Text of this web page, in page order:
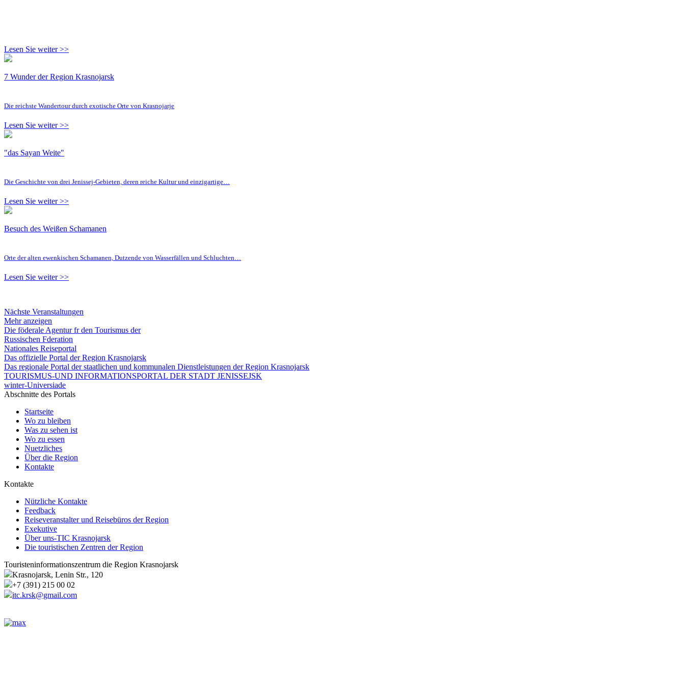
Lesen Sie weiter >>
7 Wunder der Region Krasnojarsk
Die reichste Wandertour durch exotische Orte von Krasnojarje
Lesen Sie weiter >>
"das Sayan Weite"
Die Geschichte von drei Jenissej-Gebieten, deren reiche Kultur und einzigartige…
Lesen Sie weiter >>
Besuch des Weißen Schamanen
Orte der alten ewenkischen Schamanen, Dutzende von Wasserfällen und Schluchten…
Lesen Sie weiter >>
Nächste Veranstaltungen
Mehr anzeigen
Die föderale Agentur fr den Tourismus der
Russischen Fderation
Nationales Reiseportal
Das offizielle Portal der Region Krasnojarsk
Das regionale Portal der staatlichen und kommunalen Dienstleistungen der Region Krasnojarsk
TOURISMUS-UND INFORMATIONSPORTAL DER STADT JENISSEJSK
winter-Universiade
Abschnitte des Portals
Startseite
Wo zu bleiben
Was zu sehen ist
Wo zu essen
Nuetzliches
Über die Region
Kontakte
Kontakte
Nützliche Kontakte
Feedback
Reiseveranstalter und Reisebüros der Region
Exekutive
Über uns-TIC Krasnojarsk
Die touristischen Zentren der Region
Touristeninformationszentrum die Region Krasnojarsk
Krasnojarsk, Lenin Str., 120
+7 (391) 215 00 02
itc.krsk@gmail.com